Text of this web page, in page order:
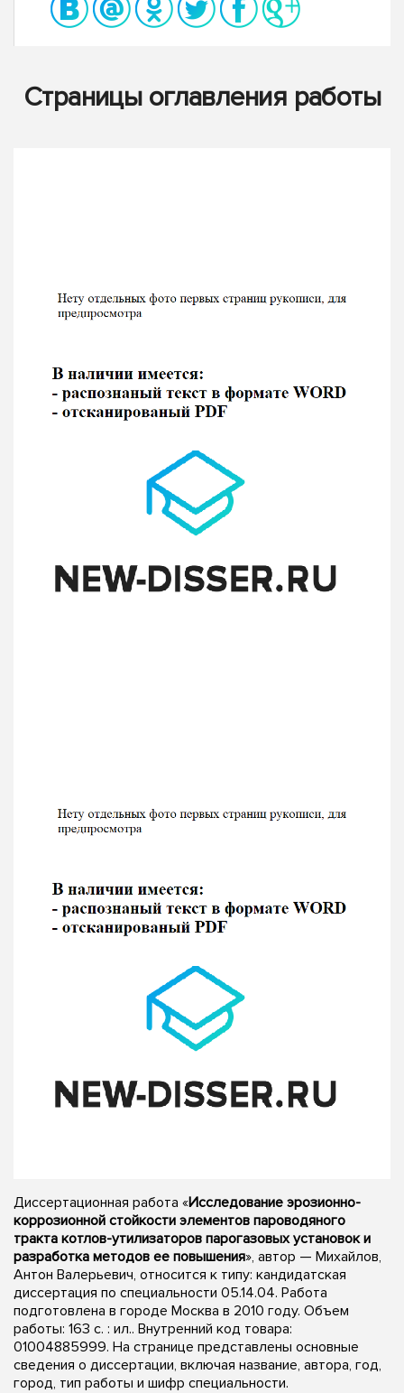
Страницы оглавления работы
Диссертационная работа «Исследование эрозионно-
коррозионной стойкости элементов пароводяного
тракта котлов-утилизаторов парогазовых установок и
разработка методов ее повышения», автор — Михайлов,
Антон Валерьевич, относится к типу: кандидатская
диссертация по специальности 05.14.04. Работа
подготовлена в городе Москва в 2010 году. Объем
работы: 163 с. : ил.. Внутренний код товара:
01004885999. На странице представлены основные
сведения о диссертации, включая название, автора, год,
город, тип работы и шифр специальности.